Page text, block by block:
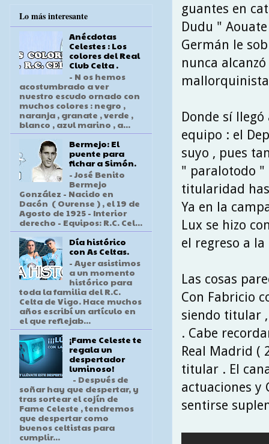
guantes en
Dudu "
Germán le
nunca
Donde sí
equipo : el
suyo , pues
" paralotodo "
titularidad
Ya en la
Lux se hizo
el regreso a
Las cosas
Con Fabricio
siendo titular
. Cabe
Real Madrid (
titular . El
actuaciones y
sentirse
Lo más interesante
Anécdotas
Celestes : Los
colores del Real
Club Celta .
- N os hemos
acostumbrado a ver
nuestro escudo ornado con
muchos colores : negro ,
naranja , granate , verde ,
blanco , azul marino , a...
Bermejo: El
puente para
fichar a Simón.
- José Benito
Bermejo
González - Nacido en
Dacón ( Ourense ) , el 19 de
Agosto de 1925 - Interior
derecho - Equipos: R.C. Cel...
Día histórico
con As Celtas.
- Ayer asistimos
a un momento
histórico para
toda la familia del R.C.
Celta de Vigo. Hace muchos
años escribí un artículo en
el que reflejab...
¡Fame Celeste te
regala un
despertador
luminoso!
- Después de
soñar hay que despertar, y
tras sortear el cojín de
Fame Celeste , tendremos
que despertar como
buenos celtistas para
cumplir...